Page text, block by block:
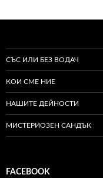
СЪС ИЛИ БЕЗ ВОДАЧ
КОИ СМЕ НИЕ
НАШИТЕ ДЕЙНОСТИ
МИСТЕРИОЗЕН САНДЪК
FACEBOOK